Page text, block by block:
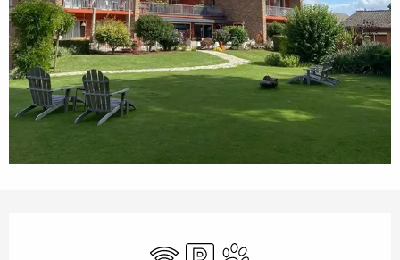
WiFi ParkingAnimaux acceptés